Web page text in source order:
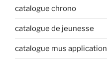
catalogue chrono
catalogue de jeunesse
catalogue mus application